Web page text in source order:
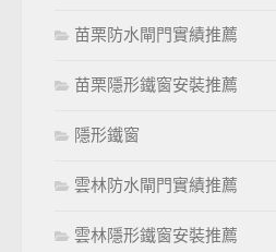
苗栗防水閘門實績推薦
苗栗隱形鐵窗安裝推薦
隱形鐵窗
雲林防水閘門實績推薦
雲林隱形鐵窗安裝推薦